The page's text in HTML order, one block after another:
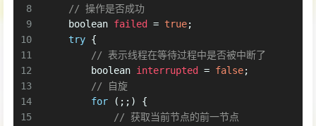
8
9
10
11
12
13
14
15
// 操作是否成功
boolean failed = true;
try {
// 表示线程在等待过程中是否被中断了
boolean interrupted = false;
// 自旋
for (;;) {
// 获取当前节点的前一节点